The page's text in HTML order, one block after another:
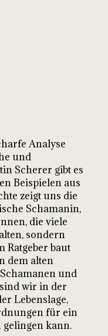
Analyse
und
Scherer gibt es
Beispielen aus
zeigt uns die
Schamanin,
die viele
sondern
Ratgeber baut
dem alten
und
wir in der
Lebenslage,
für ein
gelingen kann.